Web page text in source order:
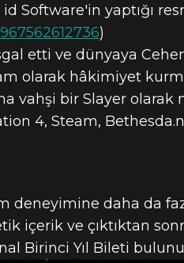
Software'in yaptığı
)
etti ve dünyaya
olarak hâkimiyet
vahşi bir Slayer olarak
4, Steam,
deneyimine daha da
içerik ve çıktıktan
Birinci Yıl Bileti